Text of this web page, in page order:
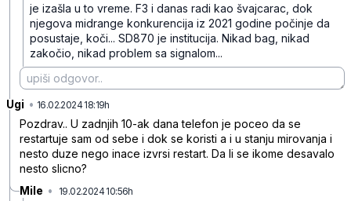
je izašla u to vreme. F3 i danas radi kao švajcarac, dok
njegova midrange konkurencija iz 2021 godine počinje da
posustaje, koči... SD870 je institucija. Nikad bag, nikad
zakočio, nikad problem sa signalom...
Ugi • 16.02.2024 18:19h
Pozdrav.. U zadnjih 10-ak dana telefon je poceo da se
restartuje sam od sebe i dok se koristi a i u stanju mirovanja i
nesto duze nego inace izvrsi restart. Da li se ikome desavalo
nesto slicno?
Mile • 19.02.2024 10:56h